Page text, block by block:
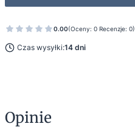
0.00(Oceny: 0 Recenzje: 0)
Czas wysyłki:14 dni
Opinie